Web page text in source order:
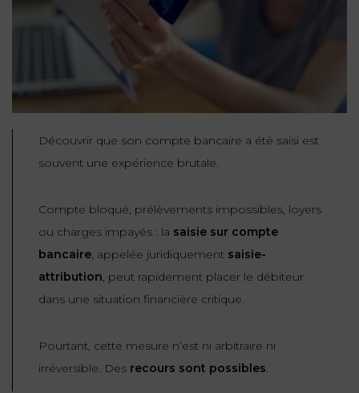
TRAVAIL
RESPONSABILITÉ
& ASSURANCE
IMMOBILIER
DROIT
ADMINISTRATIF
SUCCESSION
CALCULER
DROITS
CONSOMMATION
DES
RESPONSABILITÉ
& ASSURANCE
FISCALITÉ
IMMOBILIER
DROIT
DROIT
FRANCO-
TURC
RGPD
DONNÉES
PERSONNELLES
DROIT
NUMÉRIQUE
ET
NOUS
CONNAÎTRE
DIRIGEANTE
REJOIGNEZ-
NOUS
Prendre
RDV
09
34
24
72
Découvrir que son compte bancaire a été saisi est
souvent une expérience brutale.
Compte bloqué, prélèvements impossibles, loyers
ou charges impayés : la saisie sur compte
bancaire, appelée juridiquement saisie-
attribution, peut rapidement placer le débiteur
dans une situation financière critique.
Pourtant, cette mesure n’est ni arbitraire ni
irréversible. Des recours sont possibles.